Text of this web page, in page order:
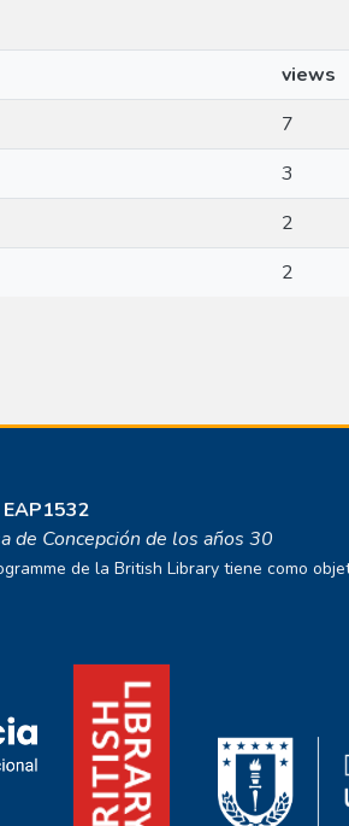
views
7
3
2
2
de Concepción de los años 30
de la British Library tiene como